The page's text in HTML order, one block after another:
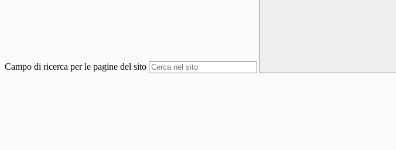
Campo di ricerca per le pagine del sito